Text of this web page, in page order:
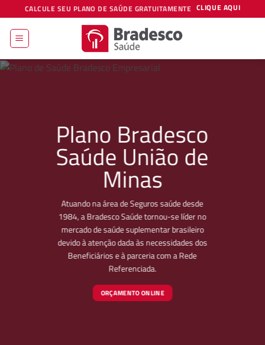
to
content
CALCULE SEU PLANO DE SAÚDE GRATUITAMENTE CLIQUE AQUI
Plano Bradesco
Saúde União de
Minas
Atuando na área de Seguros saúde desde
1984, a Bradesco Saúde tornou-se líder no
mercado de saúde suplementar brasileiro
devido à atenção dada às necessidades dos
Beneficiários e à parceria com a Rede
Referenciada.
ORÇAMENTO ONLINE